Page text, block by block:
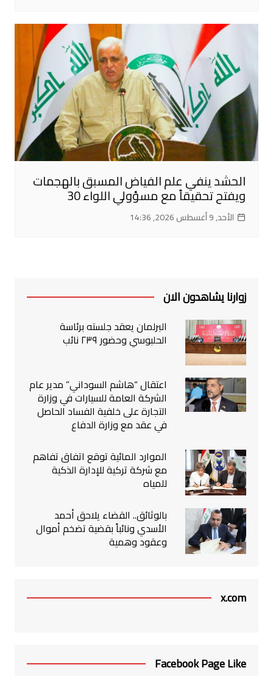
الحشد ينفي علم الفياض المسبق بالهجمات
ويفتح تحقيقاً مع مسؤولي اللواء 30
الأحد, 9 أغسطس 2026, 14:36
زوارنا يشاهدون الان
البرلمان يعقد جلسته برئاسة
الحلبوسي وحضور ٢٣٩ نائب
اعتقال “هاشم السوداني” مدير عام
الشركة العامة للسيارات في وزارة
التجارة على خلفية الفساد الحاصل
في عقد مع وزارة الدفاع
الموارد المائية توقع اتفاق تفاهم
مع شركة تركية للإدارة الذكية
للمياه
بالوثائق.. القضاء يلاحق أحمد
الأسدي ونائباً بقضية تضخم أموال
وعقود وهمية
x.com
Facebook Page Like